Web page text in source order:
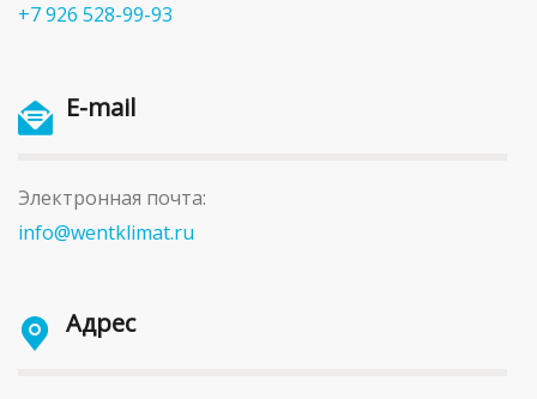
+7 926 528-99-93
E-mail
Электронная почта:
info@wentklimat.ru
Адрес